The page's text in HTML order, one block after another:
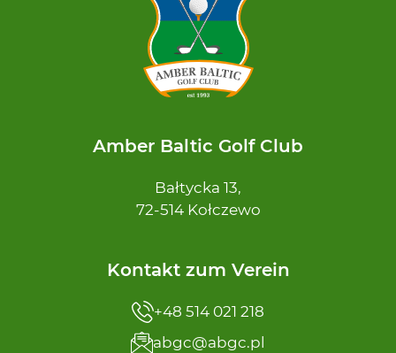
Amber Baltic Golf Club
Bałtycka 13,
72-514 Kołczewo
Kontakt zum Verein
+48 514 021 218
abgc@abgc.pl